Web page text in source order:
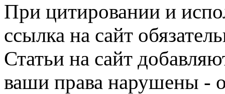
При цитировании и
ссылка на сайт
Статьи на сайт
ваши права нарушены -